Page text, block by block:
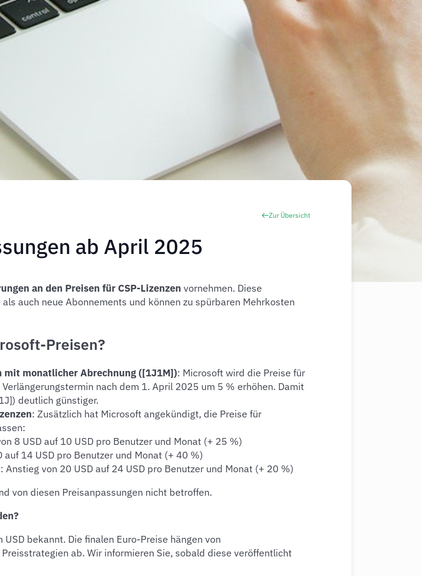
Zur Übersicht
ab April 2025
an den Preisen für CSP-Lizenzen vornehmen. Diese
auch neue Abonnements und können zu spürbaren Mehrkosten
Preisen?
monatlicher Abrechnung ([1J1M]): Microsoft wird die Preise für
nach dem 1. April 2025 um 5 % erhöhen. Damit
deutlich günstiger.
: Zusätzlich hat Microsoft angekündigt, die Preise für
8 USD auf 10 USD pro Benutzer und Monat (+ 25 %)
auf 14 USD pro Benutzer und Monat (+ 40 %)
: Anstieg von 20 USD auf 24 USD pro Benutzer und Monat (+ 20 %)
von diesen Preisanpassungen nicht betroffen.
bekannt. Die finalen Euro-Preise hängen von
ab. Wir informieren Sie, sobald diese veröffentlicht